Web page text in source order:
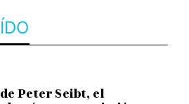
Peter Seibt, el